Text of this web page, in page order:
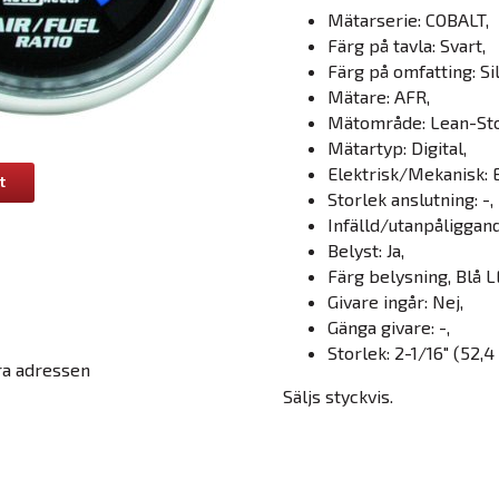
Mätarserie: COBALT,
Färg på tavla: Svart,
Färg på omfatting:
Mätare: AFR,
Mätområde: Lean-
Mätartyp: Digital,
Elektrisk/Mekanisk:
Storlek anslutning: -,
Infälld/
Belyst: Ja,
Färg belysning, Blå
Givare ingår: Nej,
Gänga givare: -,
Storlek: 2-1/16" (52,4
Säljs styckvis.
adressen